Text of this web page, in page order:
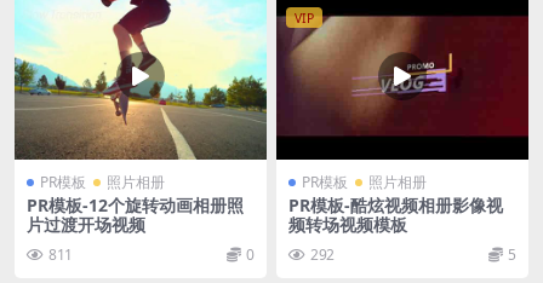
PR模板 照片相册
PR模板-12个旋转动画相册照
片过渡开场视频
811 0
VIP
PR模板 照片相册
PR模板-酷炫视频相册影像视
频转场视频模板
292 5